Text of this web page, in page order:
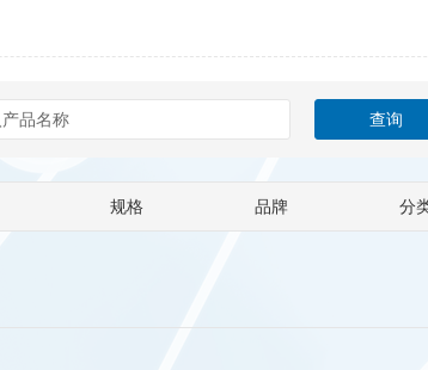
Hybrid Plastics Milenia Biotec
规格 品牌 分